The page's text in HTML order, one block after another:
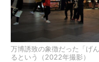
万博誘致の象徴だった「げ
るという（2022年撮影）